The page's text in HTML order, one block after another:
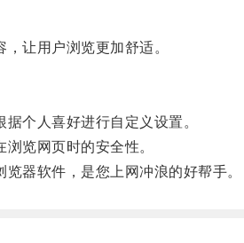
让用户浏览更加舒适。
个人喜好进行自定义设置。
览网页时的安全性。
器软件，是您上网冲浪的好帮手。